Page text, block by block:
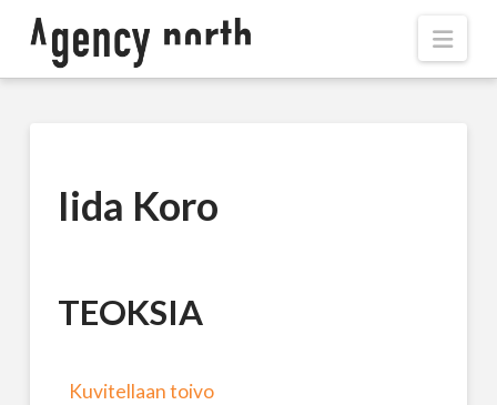
Iida Koro
TEOKSIA
Kuvitellaan toivo